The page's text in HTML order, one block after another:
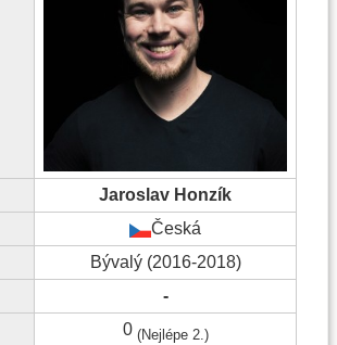
Jaroslav Honzík
Česká
Bývalý (2016-2018)
-
0 (Nejlépe 2.)